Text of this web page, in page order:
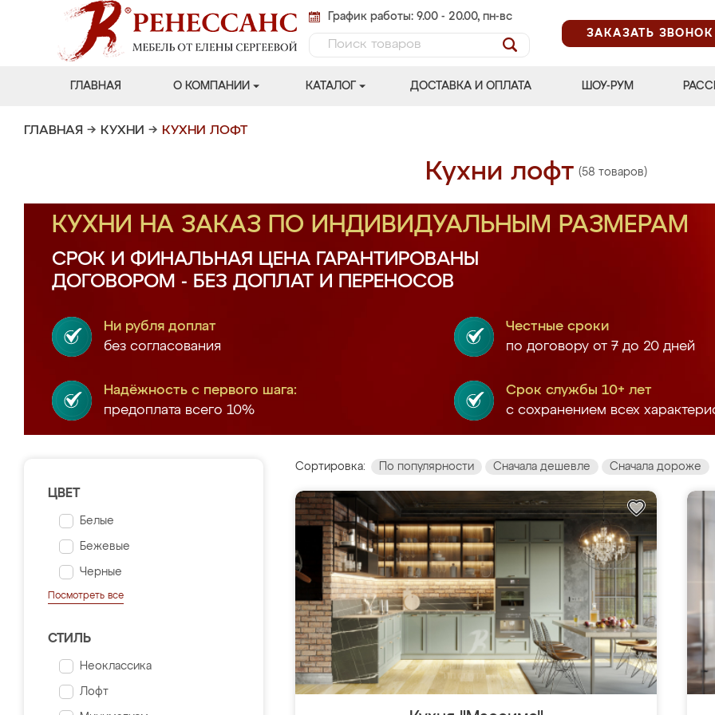
График работы: 9.00 - 20.00, пн-вс
ЗАКАЗАТЬ ЗВОНОК
ГЛАВНАЯ О КОМПАНИИ КАТАЛОГ ДОСТАВКА И ОПЛАТА ШОУ-РУМ
ГЛАВНАЯ → КУХНИ → КУХНИ ЛОФТ
Кухни лофт (58 товаров)
КУХНИ НА ЗАКАЗ ПО ИНДИВИДУАЛЬНЫМ РАЗМЕРАМ
СРОК И ФИНАЛЬНАЯ ЦЕНА ГАРАНТИРОВАНЫ
ДОГОВОРОМ - БЕЗ ДОПЛАТ И ПЕРЕНОСОВ
Ни рубля доплат
без согласования
Честные сроки
по договору от 7 до 20 дней
Надёжность с первого шага:
предоплата всего 10%
Срок службы 10+ лет
с сохранением всех
ЦВЕТ
Белые
Бежевые
Черные
Посмотреть все
СТИЛЬ
Неоклассика
Лофт
Сортировка: По популярности Сначала дешевле Сначала дороже